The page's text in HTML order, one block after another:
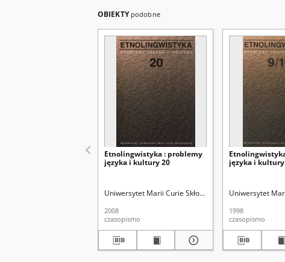
OBIEKTY podobne
Etnolingwistyka : problemy
języka i kultury 20
Uniwersytet Marii Curie Skłodowskiej (Lublin). Wydział
2008
czasopismo
języka i
Uniwersytet
1998
czasopismo